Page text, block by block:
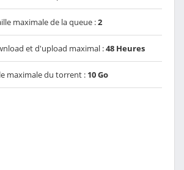
maximale de la queue :2
et d'upload maximal :48 Heures
maximale du torrent : 10 Go